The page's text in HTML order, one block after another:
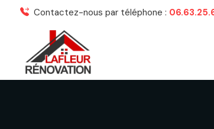
Contactez-nous par téléphone :